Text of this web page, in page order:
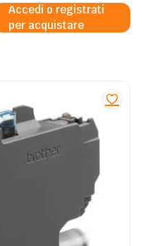
Accedi o registrati
per acquistare